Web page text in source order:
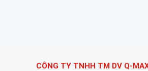
CÔNG TY TNHH TM DV Q-